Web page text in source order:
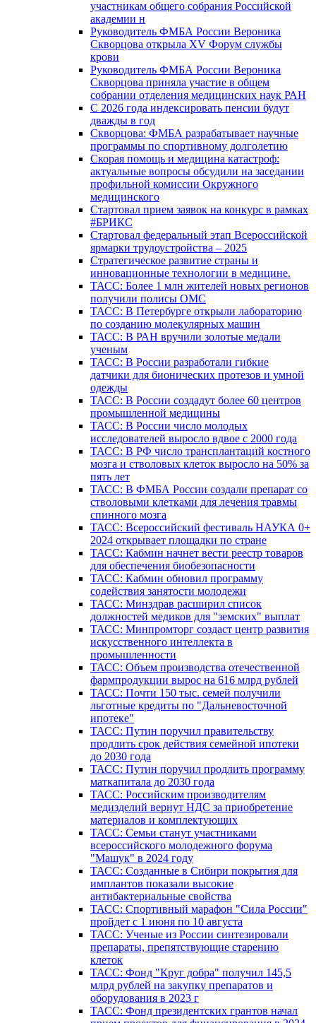
участникам общего собрания Российской
академии н
Руководитель ФМБА России Вероника
Скворцова открыла XV Форум службы
крови
Руководитель ФМБА России Вероника
Скворцова приняла участие в общем
собрании отделения медицинских наук РАН
С 2026 года индексировать пенсии будут
дважды в год
Скворцова: ФМБА разрабатывает научные
программы по спортивному долголетию
Скорая помощь и медицина катастроф:
актуальные вопросы обсудили на заседании
профильной комиссии Окружного
медицинского
Стартовал прием заявок на конкурс в рамках
#БРИКС
Стартовал федеральный этап Всероссийской
ярмарки трудоустройства – 2025
Стратегическое развитие страны и
инновационные технологии в медицине.
ТАСС: Более 1 млн жителей новых регионов
получили полисы ОМС
ТАСС: В Петербурге открыли лабораторию
по созданию молекулярных машин
ТАСС: В РАН вручили золотые медали
ученым
ТАСС: В России разработали гибкие
датчики для бионических протезов и умной
одежды
ТАСС: В России создадут более 60 центров
промышленной медицины
ТАСС: В России число молодых
исследователей выросло вдвое с 2000 года
ТАСС: В РФ число трансплантаций костного
мозга и стволовых клеток выросло на 50% за
пять лет
ТАСС: В ФМБА России создали препарат со
стволовыми клетками для лечения травмы
спинного мозга
ТАСС: Всероссийский фестиваль НАУКА 0+
2024 открывает площадки по стране
ТАСС: Кабмин начнет вести реестр товаров
для обеспечения биобезопасности
ТАСС: Кабмин обновил программу
содействия занятости молодежи
ТАСС: Минздрав расширил список
должностей медиков для "земских" выплат
ТАСС: Минпромторг создаст центр развития
искусственного интеллекта в
промышленности
ТАСС: Объем производства отечественной
фармпродукции вырос на 616 млрд рублей
ТАСС: Почти 150 тыс. семей получили
льготные кредиты по "Дальневосточной
ипотеке"
ТАСС: Путин поручил правительству
продлить срок действия семейной ипотеки
до 2030 года
ТАСС: Путин поручил продлить программу
маткапитала до 2030 года
ТАСС: Российским производителям
медизделий вернут НДС за приобретение
материалов и комплектующих
ТАСС: Семьи станут участниками
всероссийского молодежного форума
"Машук" в 2024 году
ТАСС: Созданные в Сибири покрытия для
имплантов показали высокие
антибактериальные свойства
ТАСС: Спортивный марафон "Сила России"
пройдет с 1 июня по 10 августа
ТАСС: Ученые из России синтезировали
препараты, препятствующие старению
клеток
ТАСС: Фонд "Круг добра" получил 145,5
млрд рублей на закупку препаратов и
оборудования в 2023 г
ТАСС: Фонд президентских грантов начал